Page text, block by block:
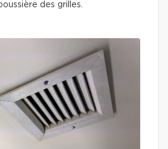
des grilles.